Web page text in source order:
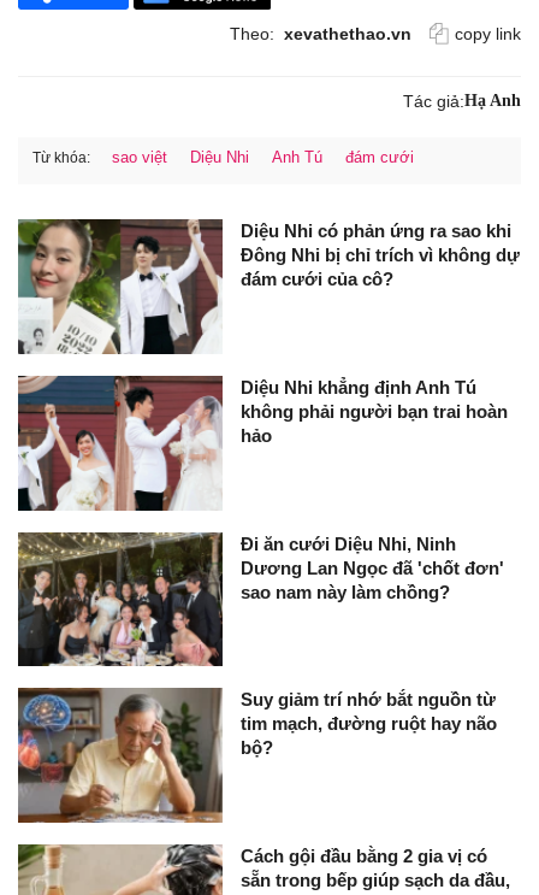
Theo: xevathethao.vn copy link
Tác giả:Hạ Anh
Từ khóa: sao việt Diệu Nhi Anh Tú đám cưới
Diệu Nhi có phản ứng ra sao khi
Đông Nhi bị chỉ trích vì không dự
đám cưới của cô?
Diệu Nhi khẳng định Anh Tú
không phải người bạn trai hoàn
hảo
Đi ăn cưới Diệu Nhi, Ninh
Dương Lan Ngọc đã 'chốt đơn'
sao nam này làm chồng?
Suy giảm trí nhớ bắt nguồn từ
tim mạch, đường ruột hay não
bộ?
Cách gội đầu bằng 2 gia vị có
sẵn trong bếp giúp sạch da đầu,